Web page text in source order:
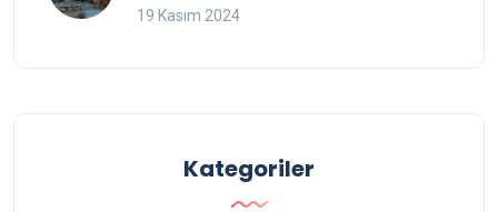
19 Kasım 2024
Kategoriler